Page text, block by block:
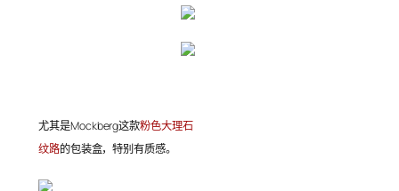
尤其是Mockberg这款粉色大理石
纹路的包装盒，特别有质感。